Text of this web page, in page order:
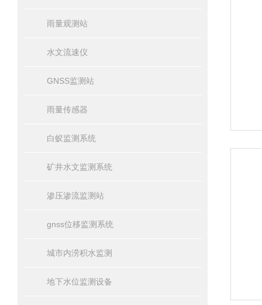
雨量观测站
水文流速仪
GNSS监测站
雨量传感器
白蚁监测系统
矿井水文监测系统
渗压渗流监测站
gnss位移监测系统
城市内涝积水监测
地下水位监测设备